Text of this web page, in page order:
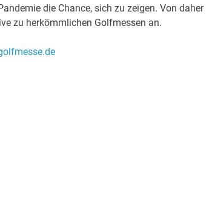
die Chance, sich zu zeigen. Von daher
zu herkömmlichen Golfmessen an.